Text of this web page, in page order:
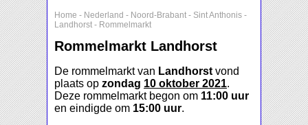
Home - Nederland - Noord-Brabant - Sint Anthonis -
Landhorst - Rommelmarkt
Rommelmarkt Landhorst
De rommelmarkt van Landhorst vond
plaats op zondag 10 oktober 2021.
Deze rommelmarkt begon om 11:00 uur
en eindigde om 15:00 uur.